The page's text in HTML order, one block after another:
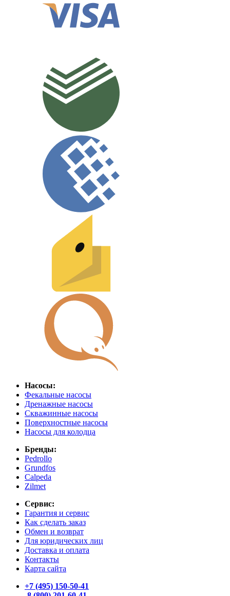
Насосы:
Фекальные насосы
Дренажные насосы
Скважинные насосы
Поверхностные насосы
Насосы для колодца
Бренды:
Pedrollo
Grundfos
Calpeda
Zilmet
Сервис:
Гарантия и сервис
Как сделать заказ
Обмен и возврат
Для юридических лиц
Доставка и оплата
Контакты
Карта сайта
+7 (495) 150-50-41